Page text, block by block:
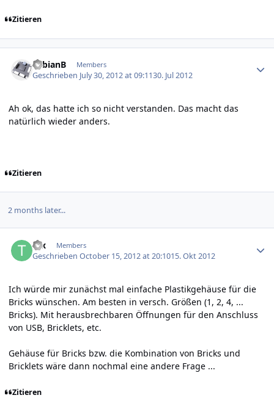
Zitieren
FabianB Members
Geschrieben July 30, 2012 at 09:1130. Jul 2012
Ah ok, das hatte ich so nicht verstanden. Das macht das
natürlich wieder anders.
Zitieren
2 months later...
tex Members
GeschriebenOctober 15, 2012 at 20:1015. Okt 2012
Ich würde mir zunächst mal einfache Plastikgehäuse für die
Bricks wünschen. Am besten in versch. Größen (1, 2, 4, ...
Bricks). Mit herausbrechbaren Öffnungen für den Anschluss
von USB, Bricklets, etc.
Gehäuse für Bricks bzw. die Kombination von Bricks und
Bricklets wäre dann nochmal eine andere Frage ...
Zitieren